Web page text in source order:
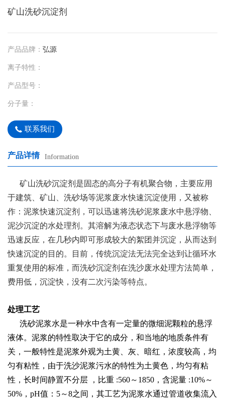
矿山洗砂沉淀剂
产品品牌： 弘源
离子特性：
产品型号：
分子量：
联系我们
产品详情 Information
矿山洗砂沉淀剂是固态的高分子有机聚合物，主要应用
于建筑、矿山、洗砂场等泥浆废水快速沉淀使用，又被称
作：泥浆快速沉淀剂，可以迅速将洗砂泥浆废水中悬浮物、
泥沙沉淀的水处理剂。其溶解为液态状态下与废水悬浮物等
迅速反应，在几秒内即可形成较大的絮团并沉淀，从而达到
快速沉淀的目的。目前，传统沉淀法无法完全达到让循环水
重复使用的标准，而洗砂沉淀剂在洗沙废水处理方法简单，
费用低，沉淀快，没有二次污染等特点。
处理工艺
洗砂泥浆水是一种水中含有一定量的微细泥颗粒的悬浮
液体。泥浆的特性取决于它的成分，和当地的地质条件有
关，一般特性是泥浆外观为土黄、灰、暗红，浓度较高，均
匀有粘性，由于洗沙泥浆污水的特性为土黄色，均匀有粘
性，长时间静置不分层 ，比重 :560～1850，含泥量 :10%～
50%，pH值：5～8之间，其工艺为泥浆水通过管道收集流入